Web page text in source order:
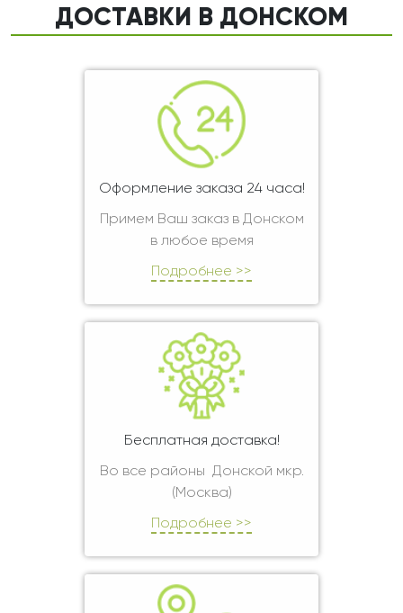
ДОСТАВКИ В ДОНСКОМ
Оформление заказа 24 часа!
Примем Ваш заказ в Донском
в любое время
Подробнее >>
Бесплатная доставка!
Во все районы Донской мкр.
(Москва)
Подробнее >>